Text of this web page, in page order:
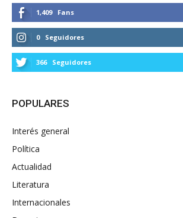
1,409 Fans
0 Seguidores
366 Seguidores
POPULARES
Interés general
Política
Actualidad
Literatura
Internacionales